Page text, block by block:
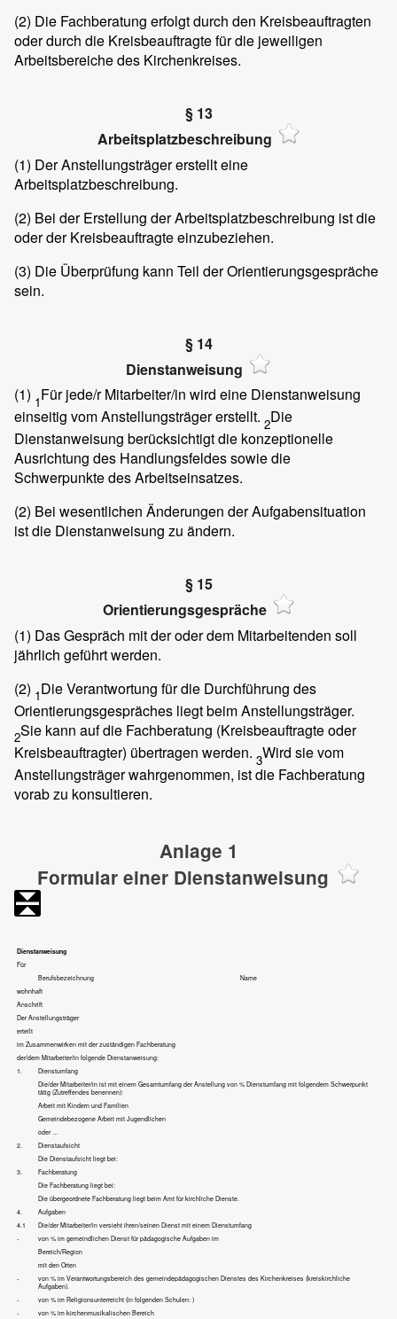
(2) Die Fachberatung erfolgt durch den Kreisbeauftragten
oder durch die Kreisbeauftragte für die jeweiligen
Arbeitsbereiche des Kirchenkreises.
§ 13
Arbeitsplatzbeschreibung
(1) Der Anstellungsträger erstellt eine
Arbeitsplatzbeschreibung.
(2) Bei der Erstellung der Arbeitsplatzbeschreibung ist die
oder der Kreisbeauftragte einzubeziehen.
(3) Die Überprüfung kann Teil der Orientierungsgespräche
sein.
§ 14
Dienstanweisung
(1) 1Für jede/r Mitarbeiter/in wird eine Dienstanweisung
einseitig vom Anstellungsträger erstellt. 2Die
Dienstanweisung berücksichtigt die konzeptionelle
Ausrichtung des Handlungsfeldes sowie die
Schwerpunkte des Arbeitseinsatzes.
(2) Bei wesentlichen Änderungen der Aufgabensituation
ist die Dienstanweisung zu ändern.
§ 15
Orientierungsgespräche
(1) Das Gespräch mit der oder dem Mitarbeitenden soll
jährlich geführt werden.
(2) 1Die Verantwortung für die Durchführung des
Orientierungsgespräches liegt beim Anstellungsträger.
2Sie kann auf die Fachberatung (Kreisbeauftragte oder
Kreisbeauftragter) übertragen werden. 3Wird sie vom
Anstellungsträger wahrgenommen, ist die Fachberatung
vorab zu konsultieren.
Anlage 1
Formular einer Dienstanweisung
Dienstanweisung
Für
Berufsbezeichnung
Name
wohnhaft
Anschrift
Der Anstellungsträger
erteilt
im Zusammenwirken mit der zuständigen Fachberatung
der/dem Mitarbeiter/in folgende Dienstanweisung:
1.
Dienstumfang
Die/der Mitarbeiter/in ist mit einem Gesamtumfang der Anstellung von% Dienstumfang mit folgendem Schwerpunkt
tätig (Zutreffendes benennen):
Arbeit mit Kindern und Familien
Gemeindebezogene Arbeit mit Jugendlichen
oder …
2.
Dienstaufsicht
Die Dienstaufsicht liegt bei:
3.
Fachberatung
Die Fachberatung liegt bei:
Die übergeordnete Fachberatung liegt beim Amt für kirchliche Dienste.
4.
Aufgaben
4.1
Die/der Mitarbeiter/in versieht ihren/seinen Dienst mit einem Dienstumfang
-
von% im gemeindlichen Dienst für pädagogische Aufgaben im
Bereich/Region
mit den Orten
-
von% im Verantwortungsbereich des gemeindepädagogischen Dienstes des Kirchenkreises (kreiskirchliche
Aufgaben).
-
von% im Religionsunterreicht (in folgenden Schulen:)
-
von% im kirchenmusikalischen Bereich